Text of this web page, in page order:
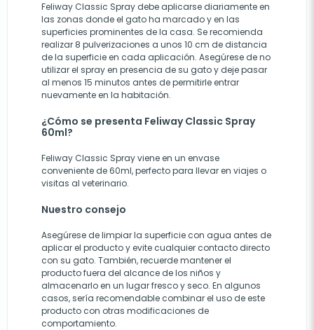
Feliway Classic Spray debe aplicarse diariamente en
las zonas donde el gato ha marcado y en las
superficies prominentes de la casa. Se recomienda
realizar 8 pulverizaciones a unos 10 cm de distancia
de la superficie en cada aplicación. Asegúrese de no
utilizar el spray en presencia de su gato y deje pasar
al menos 15 minutos antes de permitirle entrar
nuevamente en la habitación.
¿Cómo se presenta Feliway Classic Spray
60ml?
Feliway Classic Spray viene en un envase
conveniente de 60ml, perfecto para llevar en viajes o
visitas al veterinario.
Nuestro consejo
Asegúrese de limpiar la superficie con agua antes de
aplicar el producto y evite cualquier contacto directo
con su gato. También, recuerde mantener el
producto fuera del alcance de los niños y
almacenarlo en un lugar fresco y seco. En algunos
casos, sería recomendable combinar el uso de este
producto con otras modificaciones de
comportamiento.